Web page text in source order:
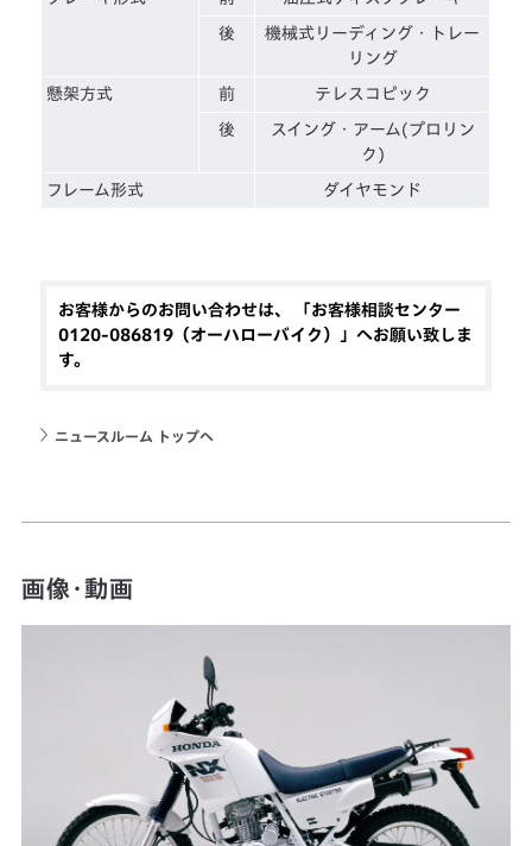
後
機械式リーディング・トレー
リング
懸架方式 前 テレスコピック
後
スイング・アーム(プロリン
ク)
フレーム形式 ダイヤモンド
お客様からのお問い合わせは、 「お客様相談センター
0120-086819（オーハローバイク）」へお願い致しま
す。
ニュースルーム トップへ
画像・動画